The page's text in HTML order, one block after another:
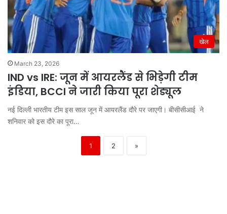
खेल
March 23, 2026
IND vs IRE: जून में आयरलैंड से भिड़ेगी टीम
इंडिया, BCCI ने जारी किया पूरा शेड्यूल
नई दिल्ली भारतीय टीम इस साल जून में आयरलैंड दौरे पर जाएगी। बीसीसीआई ने
शनिवार को इस दौरे का पूरा…
1 2 »